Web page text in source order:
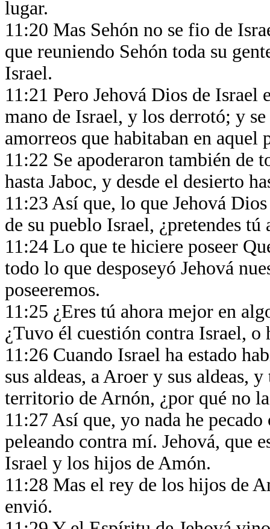
lugar.
11:20 Mas Sehón no se fio de
que reuniendo Sehón toda su
Israel.
11:21 Pero Jehová Dios de Israel
mano de Israel, y los derrotó; y
amorreos que habitaban en aquel
11:22 Se apoderaron también de
hasta Jaboc, y desde el desierto
11:23 Así que, lo que Jehová
de su pueblo Israel, ¿pretendes
11:24 Lo que te hiciere poseer
todo lo que desposeyó Jehová
poseeremos.
11:25 ¿Eres tú ahora mejor en
¿Tuvo él cuestión contra Israel,
11:26 Cuando Israel ha estado
sus aldeas, a Aroer y sus aldeas,
territorio de Arnón, ¿por qué no
11:27 Así que, yo nada he
peleando contra mí. Jehová, que
Israel y los hijos de Amón.
11:28 Mas el rey de los hijos de
envió.